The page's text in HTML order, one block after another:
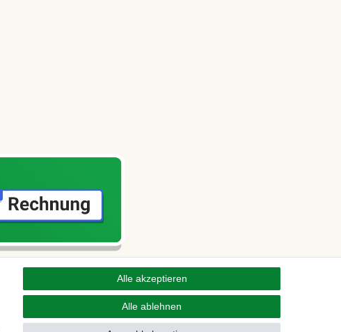
Alle akzeptieren
Alle ablehnen